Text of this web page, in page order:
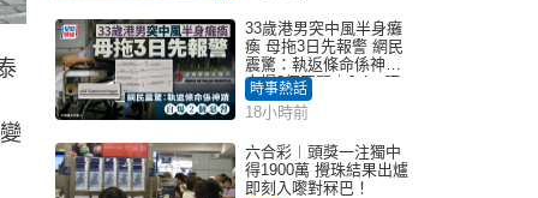
33歲港男突中風半身癱
瘓 母拖3日先報警 網民
震驚：執返條命係神蹟
自爆2個惡習｜Juicy叮
時事熱話
18小時前
六合彩︱頭獎一注獨中
得1900萬 攪珠結果出爐
即刻入嚟對冧巴！